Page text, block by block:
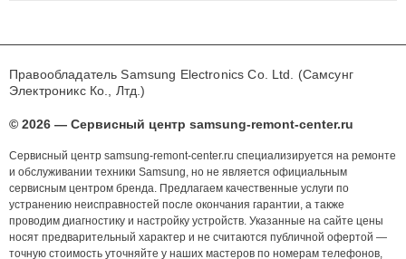
Правообладатель Samsung Electronics Co. Ltd. (Самсунг
Электроникс Ко., Лтд.)
© 2026 — Сервисный центр samsung-remont-center.ru
Сервисный центр samsung-remont-center.ru специализируется на ремонте
и обслуживании техники Samsung, но не является официальным
сервисным центром бренда. Предлагаем качественные услуги по
устранению неисправностей после окончания гарантии, а также
проводим диагностику и настройку устройств. Указанные на сайте цены
носят предварительный характер и не считаются публичной офертой —
точную стоимость уточняйте у наших мастеров по номерам телефонов,